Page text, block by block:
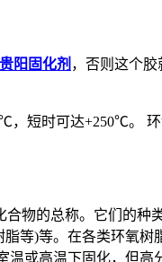
贵阳固化剂 ，否则这个
短时可达+250℃。
物的总称。它们的种
等)等。在各类环氧树
或高温下固化，但高